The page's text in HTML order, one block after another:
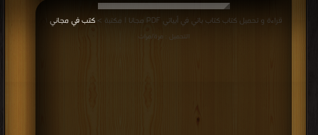
قراءة و تحميل كتاب كتاب باتي في أبياتي PDF مجانا | مكتبة > كتب في مجاني
التحميل : مرة/مرات